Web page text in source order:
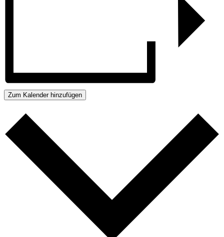
Zum Kalender hinzufügen